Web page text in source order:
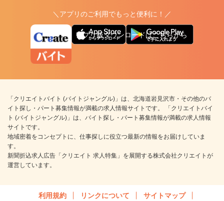
＼アプリのご利用でもっと便利に！／
アプリ版ダウンロードはこちらから
「クリエイトバイト (バイトジャングル)」は、北海道岩見沢市・その他のバ
イト探し・パート募集情報が満載の求人情報サイトです。 「クリエイトバイ
ト (バイトジャングル)」は、バイト探し・パート募集情報が満載の求人情報
サイトです。
地域密着をコンセプトに、仕事探しに役立つ最新の情報をお届けしていま
す。
新聞折込求人広告「クリエイト 求人特集」を展開する株式会社クリエイトが
運営しています。
利用規約 リンクについて サイトマップ